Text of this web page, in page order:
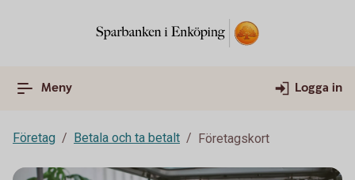
Meny Logga in
Företag Betala och ta betalt Företagskort